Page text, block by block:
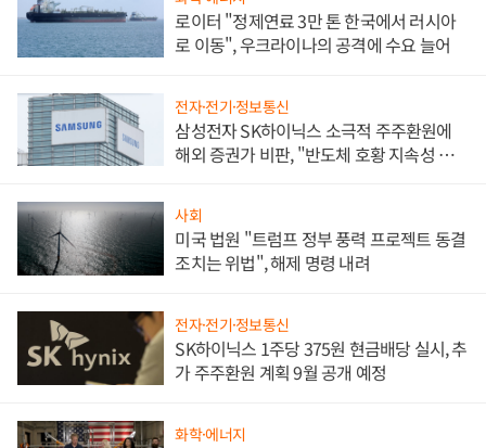
로이터 "정제연료 3만 톤 한국에서 러시아
로 이동", 우크라이나의 공격에 수요 늘어
전자·전기·정보통신
삼성전자 SK하이닉스 소극적 주주환원에
해외 증권가 비판, "반도체 호황 지속성 의
사회
미국 법원 "트럼프 정부 풍력 프로젝트 동결
조치는 위법", 해제 명령 내려
전자·전기·정보통신
SK하이닉스 1주당 375원 현금배당 실시, 추
가 주주환원 계획 9월 공개 예정
화학·에너지